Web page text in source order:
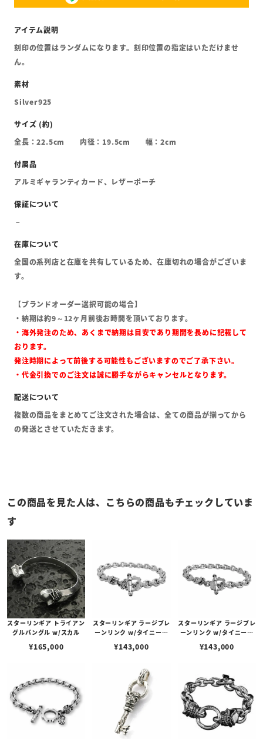
刻印の位置はランダムになります。刻印位置の指定はいただけませ
ん。
Silver925
全長：22.5cm 内径：19.5cm 幅：2cm
アルミギャランティカード、レザーポーチ
全国の系列店と在庫を共有しているため、在庫切れの場合がございま
す。
【ブランドオーダー選択可能の場合】
・納期は約9～12ヶ月前後お時間を頂いております。
・海外発注のため、あくまで納期は目安であり期間を長めに記載して
おります。
発注時期によって前後する可能性もございますのでご了承下さい。
・代金引換でのご注文は誠に勝手ながらキャンセルとなります。
複数の商品をまとめてご注文された場合は、全ての商品が揃ってから
の発送とさせていただきます。
この商品を見た人は、こちらの商品もチェックしていま
す
スターリンギア トライアン
グルバングル w/スカル
¥165,000
スターリンギア ラージプレ
ーンリンク w/タイニーカ
¥143,000
スターリンギア ラージプレ
ーンリンク w/タイニーカ
¥143,000